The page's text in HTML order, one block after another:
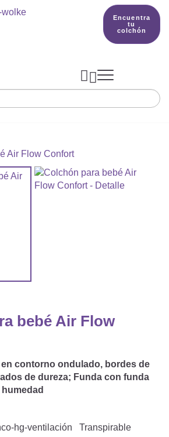
Encuentra
tu
colchón
 
Y ACCESORIOS
Colecho, Cuna & Co
De Colchón
Dormir Interior
Bebé
Juego Para Bebés
Y MANTITA DE
De Cuna
DESARROLLO
bebé Air Flow
contorno ondulado, bordes de
de dureza; Funda con funda
Transpirable